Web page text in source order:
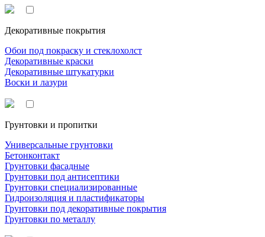
Декоративные покрытия
Обои под покраску и стеклохолст
Декоративные краски
Декоративные штукатурки
Воски и лазури
Грунтовки и пропитки
Универсальные грунтовки
Бетонконтакт
Грунтовки фасадные
Грунтовки под антисептики
Грунтовки специализированные
Гидроизоляция и пластификаторы
Грунтовки под декоративные покрытия
Грунтовки по металлу